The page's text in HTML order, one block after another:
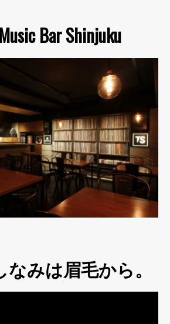
Bar Shinjuku
みは眉毛から。